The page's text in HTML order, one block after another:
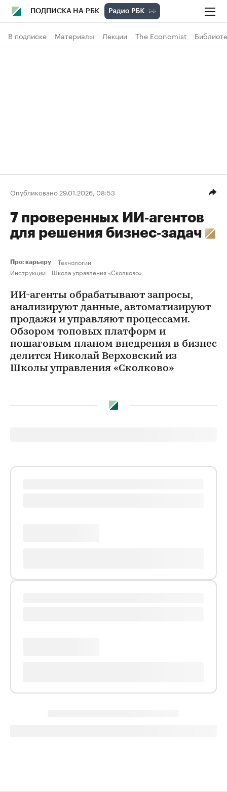
ПОДПИСКА НА РБК
В подписке Материалы Лекции The Economist
Опубликовано 29.01.2026, 08:53
7 проверенных ИИ‑агентов
для решения бизнес‑задач
Про: карьеру
Технологии
Инструкции
Школа управления «Сколково»
ИИ-агенты обрабатывают запросы,
анализируют данные, автоматизируют
продажи и управляют процессами.
Обзором топовых платформ и
пошаговым планом внедрения в бизнес
делится Николай Верховский из
Школы управления «Сколково»